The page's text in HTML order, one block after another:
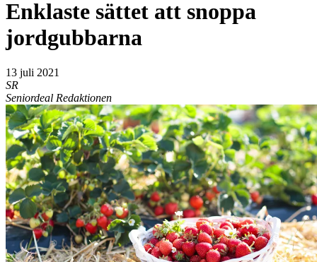
Enklaste sättet att snoppa
jordgubbarna
13 juli 2021
SR
Seniordeal Redaktionen